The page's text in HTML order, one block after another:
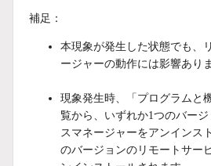
補足：
本現象が発生した状態でも、
ージャーの動作には影響あり
現象発生時、「プログラムと
覧から、いずれか1つのバー
スマネージャーをアンインス
のバージョンのリモートサー